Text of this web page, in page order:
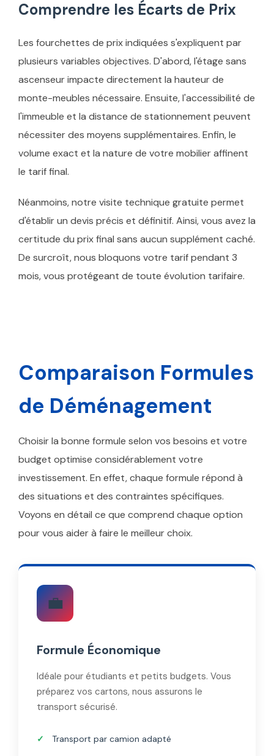
Comprendre les Écarts de Prix
Les fourchettes de prix indiquées s'expliquent par
plusieurs variables objectives. D'abord, l'étage sans
ascenseur impacte directement la hauteur de
monte-meubles nécessaire. Ensuite, l'accessibilité de
l'immeuble et la distance de stationnement peuvent
nécessiter des moyens supplémentaires. Enfin, le
volume exact et la nature de votre mobilier affinent
le tarif final.
Néanmoins, notre visite technique gratuite permet
d'établir un devis précis et définitif. Ainsi, vous avez la
certitude du prix final sans aucun supplément caché.
De surcroît, nous bloquons votre tarif pendant 3
mois, vous protégeant de toute évolution tarifaire.
Comparaison Formules
de Déménagement
Choisir la bonne formule selon vos besoins et votre
budget optimise considérablement votre
investissement. En effet, chaque formule répond à
des situations et des contraintes spécifiques.
Voyons en détail ce que comprend chaque option
pour vous aider à faire le meilleur choix.
💼
Formule Économique
Idéale pour étudiants et petits budgets. Vous
préparez vos cartons, nous assurons le
transport sécurisé.
Transport par camion adapté